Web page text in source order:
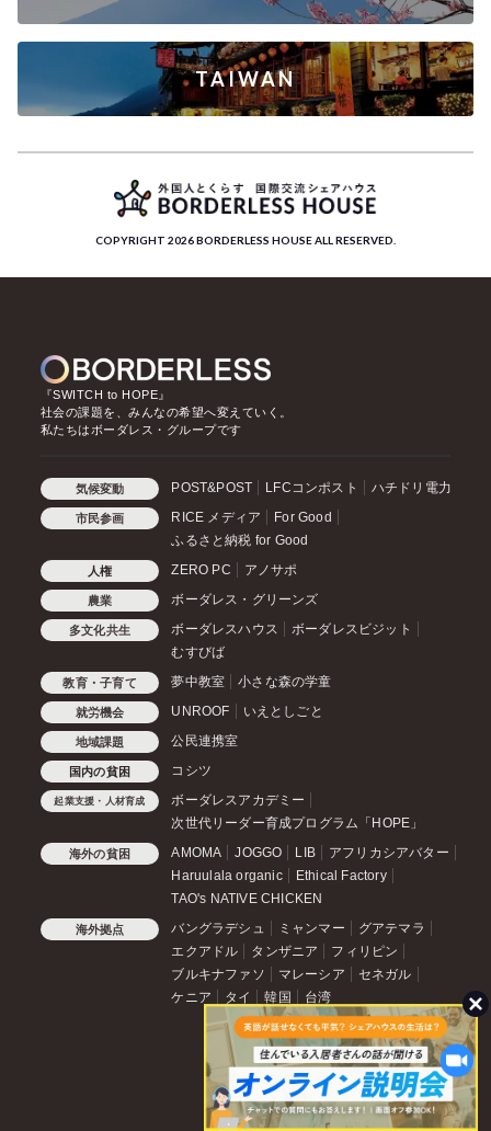
TAIWAN
COPYRIGHT 2026 BORDERLESS HOUSE ALL RESERVED.
『SWITCH to HOPE』
社会の課題を、みんなの希望へ変えていく。
私たちはボーダレス・グループです
気候変動 POST&POST LFCコンポスト ハチドリ電力
市民参画 RICE メディア
For Good
ふるさと納税 for Good
人権 ZERO PC アノサポ
農業 ボーダレス・グリーンズ
多文化共生 ボーダレスハウス
ボーダレスビジット
むすびば
教育・子育て 夢中教室 小さな森の学童
就労機会 UNROOF いえとしごと
地域課題 公民連携室
国内の貧困 コシツ
起業支援・人材育成
ボーダレスアカデミー
次世代リーダー育成プログラム「HOPE」
海外の貧困 AMOMA JOGGO LIB
アフリカシアバター
Haruulala organic
Ethical Factory
TAO's NATIVE CHICKEN
海外拠点 バングラデシュ ミャンマー
グアテマラ
エクアドル
タンザニア
フィリピン
ブルキナファソ
マレーシア
セネガル
ケニア
タイ 韓国 台湾